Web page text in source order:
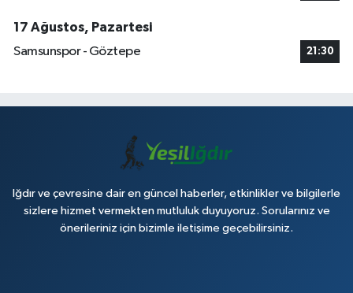
17 Ağustos, Pazartesi
Samsunspor - Göztepe
21:30
Iğdır ve çevresine dair en güncel haberler, etkinlikler ve bilgilerle
sizlere hizmet vermekten mutluluk duyuyoruz. Sorularınız ve
önerileriniz için bizimle iletişime geçebilirsiniz.